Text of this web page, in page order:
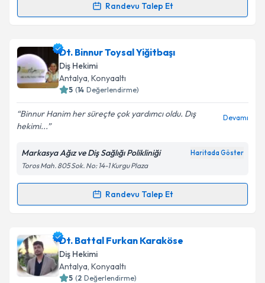
Randevu Talep Et
Randevu Takvimi Talebi
Dr. Dt. Ezgi Çakıriçin randevu takvimi talebi
oluşturun. Size bu uzmandan randevu almanız için bir
takvim hazırlandığında e-posta ile bilgilendireceğiz.
Kişisel verilerimin işlenmesine ilişkin
Aydınlatma
Metni'ni okudum ve kişisel verilerimin belirtilen
kapsamda işlenmesini kabul ediyorum.
Dt. Binnur Toysal Yiğitbaşı
Diş Hekimi
Antalya, Konyaaltı
5 (14 Değerlendirme)
Binnur Hanim her süreçte çok yardımcı oldu. Dış
hekimi...
Devamı
Markasya Ağız ve Diş Sağlığı Polikliniği Haritada Göster
Toros Mah. 805 Sok. No: 14-1 Kurgu Plaza
Randevu Talep Et
Randevu Takvimi Talebi
Dt. Binnur Toysal Yiğitbaşıiçin randevu takvimi
talebi oluşturun. Size bu uzmandan randevu almanız
için bir takvim hazırlandığında e-posta ile
bilgilendireceğiz.
Dt. Battal Furkan Karaköse
Diş Hekimi
Antalya, Konyaaltı
5 (2 Değerlendirme)